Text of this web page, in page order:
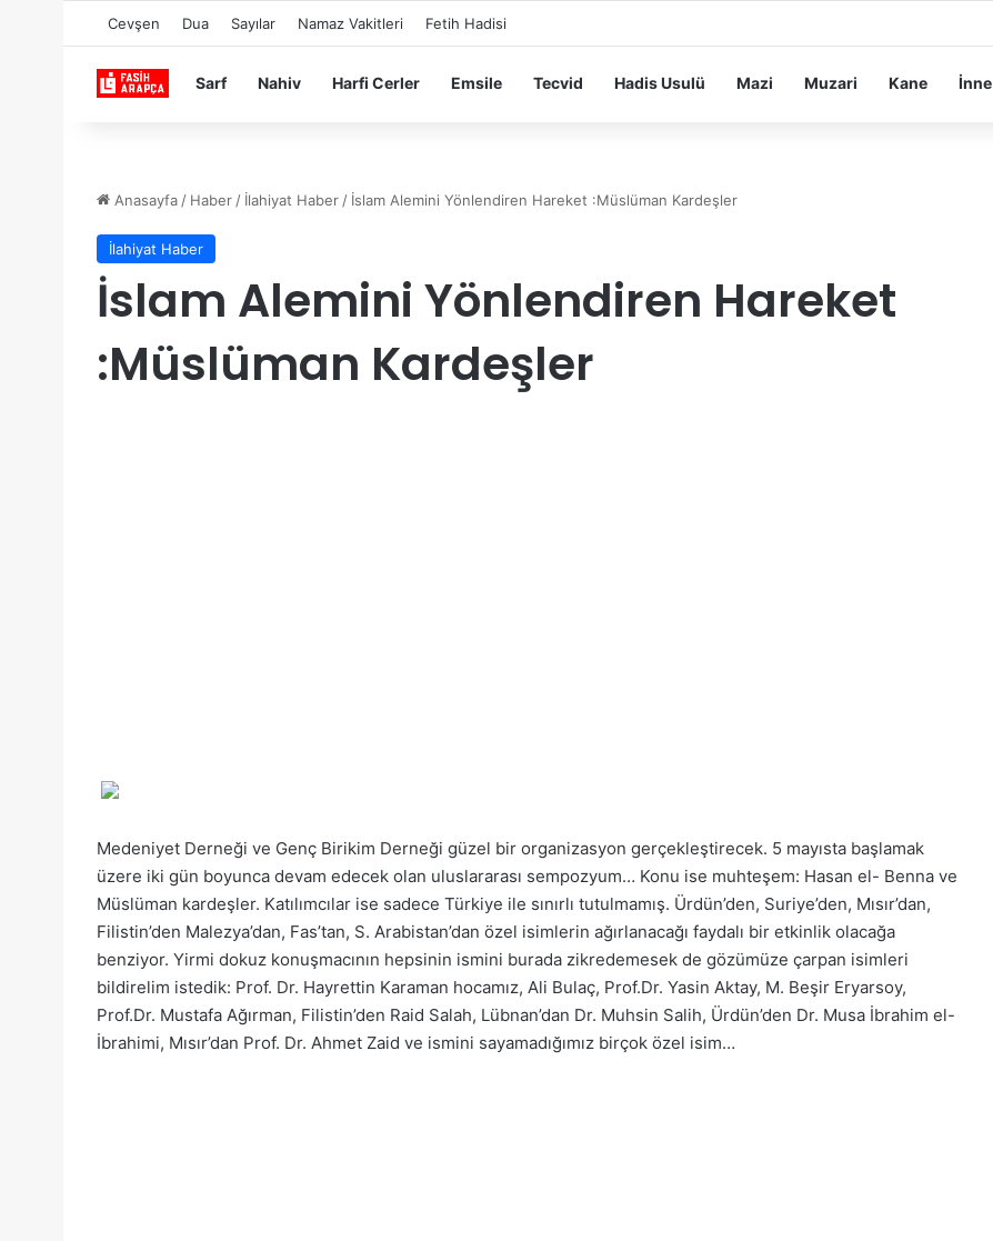
Cevşen Dua Sayılar Namaz Vakitleri Fetih Hadisi
Sarf Nahiv Harfi Cerler Emsile Tecvid Hadis Usulü Mazi Muzari Kane İnne
Anasayfa / Haber / İlahiyat Haber / İslam Alemini Yönlendiren Hareket :Müslüman Kardeşler
İlahiyat Haber
İslam Alemini Yönlendiren Hareket
:Müslüman Kardeşler
Medeniyet Derneği ve Genç Birikim Derneği güzel bir organizasyon gerçekleştirecek. 5 mayısta başlamak
üzere iki gün boyunca devam edecek olan uluslararası sempozyum… Konu ise muhteşem: Hasan el- Benna ve
Müslüman kardeşler. Katılımcılar ise sadece Türkiye ile sınırlı tutulmamış. Ürdün’den, Suriye’den, Mısır’dan,
Filistin’den Malezya’dan, Fas’tan, S. Arabistan’dan özel isimlerin ağırlanacağı faydalı bir etkinlik olacağa
benziyor. Yirmi dokuz konuşmacının hepsinin ismini burada zikredemesek de gözümüze çarpan isimleri
bildirelim istedik: Prof. Dr. Hayrettin Karaman hocamız, Ali Bulaç, Prof.Dr. Yasin Aktay, M. Beşir Eryarsoy,
Prof.Dr. Mustafa Ağırman, Filistin’den Raid Salah, Lübnan’dan Dr. Muhsin Salih, Ürdün’den Dr. Musa İbrahim el-
İbrahimi, Mısır’dan Prof. Dr. Ahmet Zaid ve ismini sayamadığımız birçok özel isim…